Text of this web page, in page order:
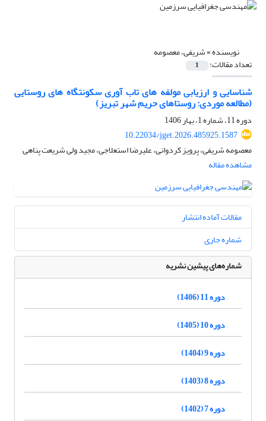
نویسنده =شریفی، معصومه
تعداد مقالات: 1
شناسایی و ارزیابی مولفه های تاب آوری سکونتگاه های روستایی
(مطالعه موردی: روستاهای حریم شهر تبریز)
دوره 11، شماره 1، بهار 1406
10.22034/jget.2026.485925.1587
معصومه شریفی، پرویز کردوانی، علیرضا استعلاجی، مجید ولی شریعت پناهی
مشاهده مقاله
مقالات آماده انتشار
شماره جاری
شماره‌های پیشین نشریه
دوره 11 (1406)
دوره 10 (1405)
دوره 9 (1404)
دوره 8 (1403)
دوره 7 (1402)